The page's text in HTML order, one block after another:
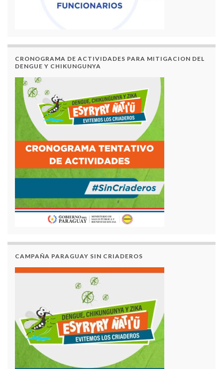
CRONOGRAMA DE ACTIVIDADES PARA MITIGACION DEL
DENGUE Y CHIKUNGUNYA
CAMPAÑA PARAGUAY SIN CRIADEROS